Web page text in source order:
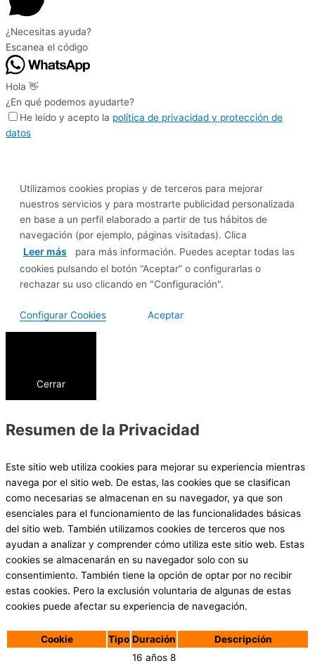
¿Necesitas ayuda?
Escanea el código
Hola 👋
¿En qué podemos ayudarte?
He leído y acepto la política de privacidad y protección de
datos
Utilizamos cookies propias y de terceros para mejorar
nuestros servicios y para mostrarte publicidad personalizada
en base a un perfil elaborado a partir de tus hábitos de
navegación (por ejemplo, páginas visitadas). Clica
Leer más
para más información. Puedes aceptar todas las
cookies pulsando el botón “Aceptar” o configurarlas o
rechazar su uso clicando en "Configuración".
Configurar Cookies Aceptar
Cerrar
Resumen de la Privacidad
Este sitio web utiliza cookies para mejorar su experiencia mientras
navega por el sitio web. De estas, las cookies que se clasifican
como necesarias se almacenan en su navegador, ya que son
esenciales para el funcionamiento de las funcionalidades básicas
del sitio web. También utilizamos cookies de terceros que nos
ayudan a analizar y comprender cómo utiliza este sitio web. Estas
cookies se almacenarán en su navegador solo con su
consentimiento. También tiene la opción de optar por no recibir
estas cookies. Pero la exclusión voluntaria de algunas de estas
cookies puede afectar su experiencia de navegación.
Cookie Tipo Duración
Descripción
16 años 8